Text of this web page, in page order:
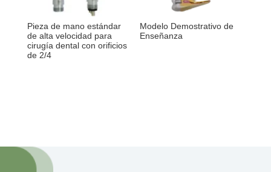
Pieza de mano estándar
de alta velocidad para
cirugía dental con orificios
de 2/4
Modelo Demostrativo de
Enseñanza